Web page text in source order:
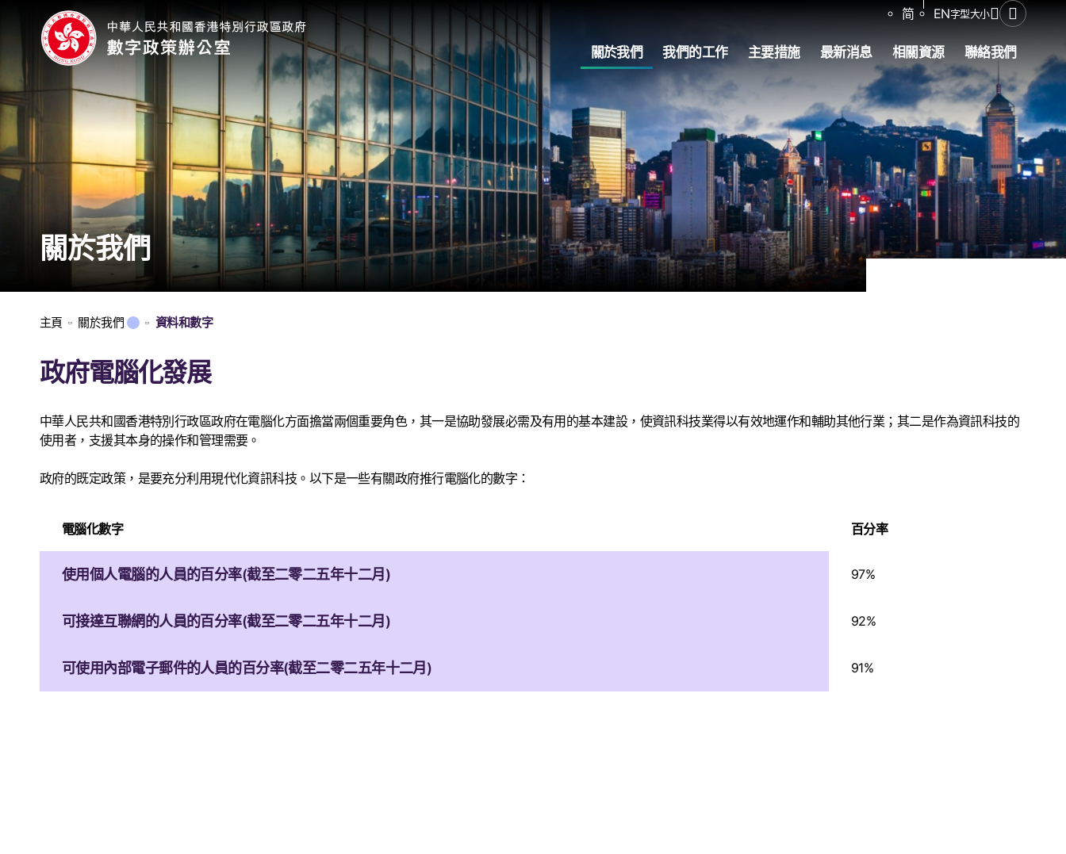
简 EN字型大小分享開啟搜尋
關於我們 我們的工作 主要措施 最新消息 相關資源 聯絡我們
關於我們
主頁 關於我們 資料和數字
政府電腦化發展
中華人民共和國香港特別行政區政府在電腦化方面擔當兩個重要角色，其一是協助發展必需及有用的基本建設，使資訊科技業得以有效地運作和輔助其他行業；其二是作為資訊科技的
使用者，支援其本身的操作和管理需要。
政府的既定政策，是要充分利用現代化資訊科技。以下是一些有關政府推行電腦化的數字：
電腦化數字 百分率
使用個人電腦的人員的百分率(截至二零二五年十二月) 97%
可接達互聯網的人員的百分率(截至二零二五年十二月) 92%
可使用內部電子郵件的人員的百分率(截至二零二五年十二月) 91%